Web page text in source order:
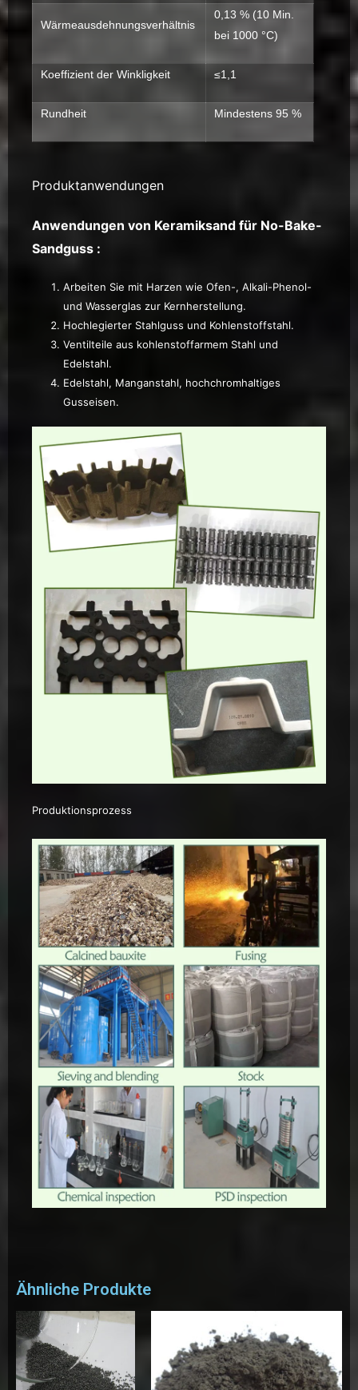
Wärmeausdehnungsverhältnis
0,13 % (10 Min.
bei 1000 °C)
Koeffizient der Winkligkeit ≤1,1
Rundheit Mindestens 95 %
Produktanwendungen
Anwendungen von Keramiksand für No-Bake-
Sandguss :
Arbeiten Sie mit Harzen wie Ofen-, Alkali-Phenol-
und Wasserglas zur Kernherstellung.
Hochlegierter Stahlguss und Kohlenstoffstahl.
Ventilteile aus kohlenstoffarmem Stahl und
Edelstahl.
Edelstahl, Manganstahl, hochchromhaltiges
Gusseisen.
Produktionsprozess
Ähnliche Produkte